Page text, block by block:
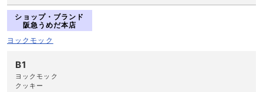
ショップ・ブランド
阪急うめだ本店
ヨックモック
B1
ヨックモック
クッキー